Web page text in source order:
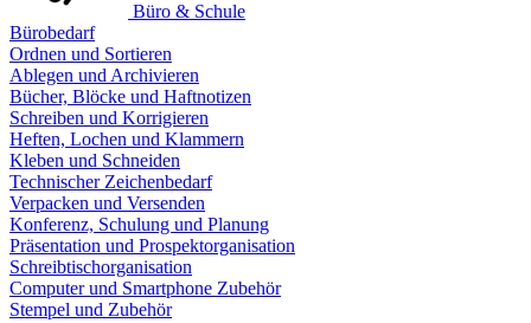
Büro & Schule
Bürobedarf
Ordnen und Sortieren
Ablegen und Archivieren
Bücher, Blöcke und Haftnotizen
Schreiben und Korrigieren
Heften, Lochen und Klammern
Kleben und Schneiden
Technischer Zeichenbedarf
Verpacken und Versenden
Konferenz, Schulung und Planung
Präsentation und Prospektorganisation
Schreibtischorganisation
Computer und Smartphone Zubehör
Stempel und Zubehör